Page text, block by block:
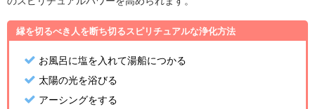
縁を切るべき人を断ち切るスピリチュアルな浄化方法
お風呂に塩を入れて湯船につかる
太陽の光を浴びる
アーシングをする